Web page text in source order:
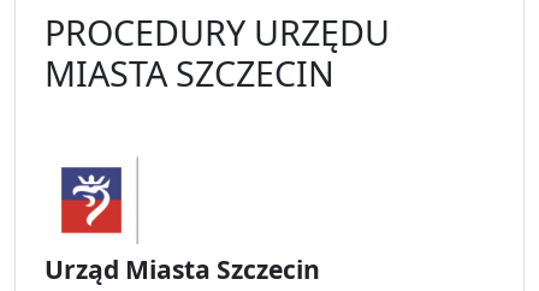
PROCEDURY URZĘDU
MIASTA SZCZECIN
Urząd Miasta Szczecin